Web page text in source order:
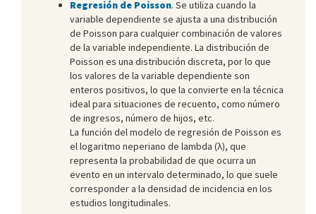
Regresión de Poisson. Se utiliza cuando la
variable dependiente se ajusta a una distribución
de Poisson para cualquier combinación de valores
de la variable independiente. La distribución de
Poisson es una distribución discreta, por lo que
los valores de la variable dependiente son
enteros positivos, lo que la convierte en la técnica
ideal para situaciones de recuento, como número
de ingresos, número de hijos, etc.
La función del modelo de regresión de Poisson es
el logaritmo neperiano de lambda (λ), que
representa la probabilidad de que ocurra un
evento en un intervalo determinado, lo que suele
corresponder a la densidad de incidencia en los
estudios longitudinales.